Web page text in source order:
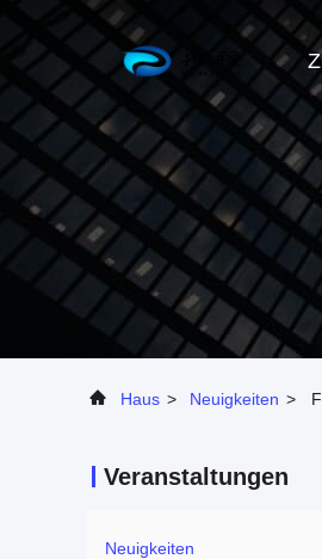
Haus > Neuigkeiten >
Veranstaltungen
Neuigkeiten